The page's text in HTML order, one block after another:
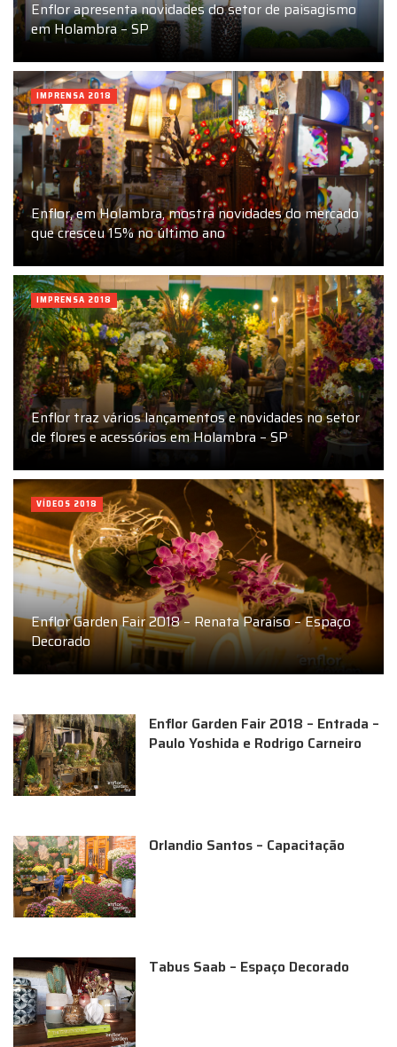
Enflor apresenta novidades do setor de paisagismo
em Holambra – SP
Enflor, em Holambra, mostra novidades do mercado
que cresceu 15% no último ano
IMPRENSA 2018
Enflor traz vários lançamentos e novidades no setor
de flores e acessórios em Holambra – SP
IMPRENSA 2018
Enflor Garden Fair 2018 – Renata Paraiso – Espaço
Decorado
VÍDEOS 2018
Enflor Garden Fair 2018 – Entrada –
Paulo Yoshida e Rodrigo Carneiro
Orlandio Santos – Capacitação
Tabus Saab – Espaço Decorado